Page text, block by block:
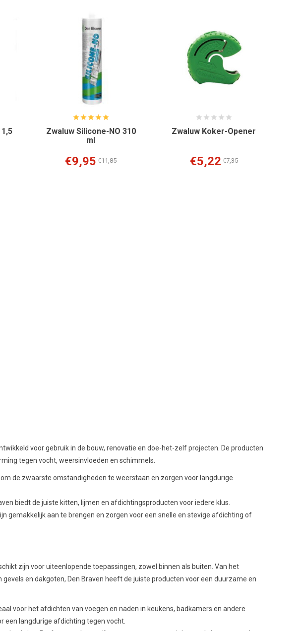
Zwaluw Silicone-NO 310
ml
€9,95 €11,85
Zwaluw Koker-Opener
€5,22 €7,35
voor gebruik in de bouw, renovatie en doe-het-zelf projecten. De producten
tegen vocht, weersinvloeden en schimmels.
de zwaarste omstandigheden te weerstaan en zorgen voor langdurige
biedt de juiste kitten, lijmen en afdichtingsproducten voor iedere klus.
gemakkelijk aan te brengen en zorgen voor een snelle en stevige afdichting of
zijn voor uiteenlopende toepassingen, zowel binnen als buiten. Van het
en dakgoten, Den Braven heeft de juiste producten voor een duurzame en
voor het afdichten van voegen en naden in keukens, badkamers en andere
een langdurige afdichting tegen vocht.